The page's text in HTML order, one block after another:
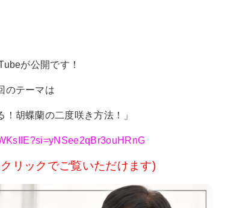
が公開です！
のテーマは
！胡蝶蘭の二度咲き方法！」
リックでご覧いただけます)